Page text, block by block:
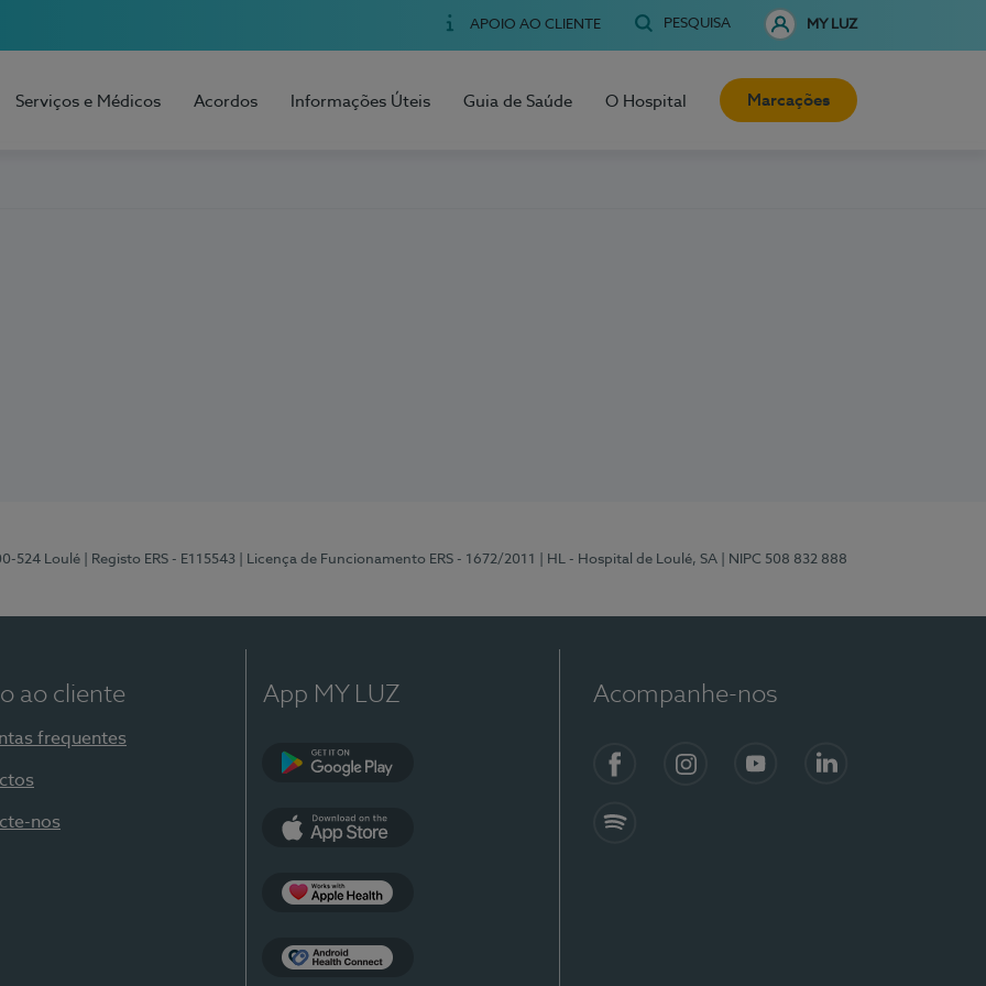
APOIO AO CLIENTE PESQUISA MY LUZ
Serviços e Médicos Acordos Informações Úteis Guia de Saúde O Hospital Marcações
524 Loulé | Registo ERS - E115543 | Licença de Funcionamento ERS - 1672/2011 | HL - Hospital de Loulé, SA | NIPC 508 832 888
ao cliente
frequentes
nos
App MY LUZ Acompanhe-nos